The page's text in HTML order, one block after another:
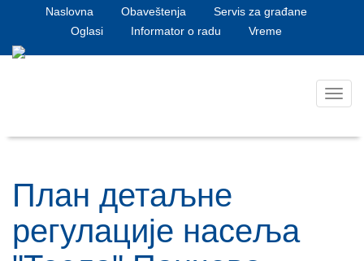
Naslovna Obaveštenja
Servis za građane
Oglasi
Informator o radu Vreme
План детаљне
регулације насеља